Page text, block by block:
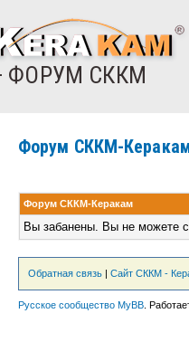
ФОРУМ СККМ
Форум СККМ-
Форум СККМ-Керакам
Вы забанены. Вы не можете
Обратная связь | Сайт СККМ -
Русское сообщество MyBB .